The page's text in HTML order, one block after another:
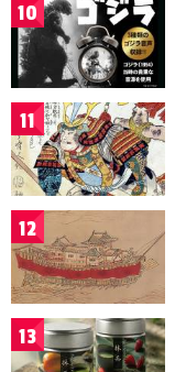
10
11
12
13